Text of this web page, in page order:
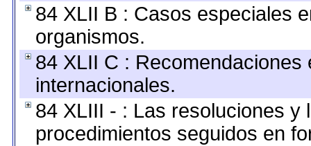
84 XLII B : Casos especiales
organismos.
84 XLII C :
internacionales.
84 XLIII - : Las resoluciones
procedimientos seguidos en